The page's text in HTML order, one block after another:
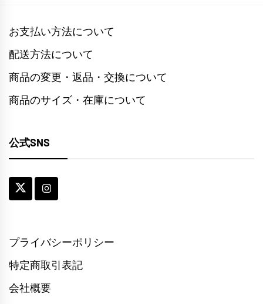
お支払い方法について
配送方法について
商品の変更・返品・交換について
商品のサイズ・在庫について
公式SNS
プライバシーポリシー
特定商取引表記
会社概要